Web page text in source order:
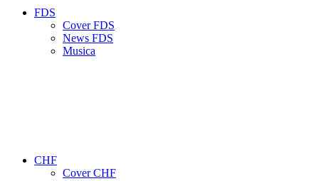
FDS
Cover FDS
News FDS
Musica
CHF
Cover CHF